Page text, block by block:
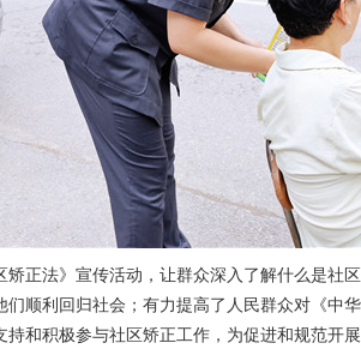
矫正法》宣传活动，让群众深入了解什么是社
们顺利回归社会；有力提高了人民群众对《中
持和积极参与社区矫正工作，为促进和规范开